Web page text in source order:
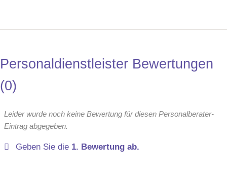
Personaldienstleister Bewertungen
0
Leider wurde noch keine Bewertung für diesen Personalberater-
Eintrag abgegeben.
Geben Sie die 1. Bewertung ab.